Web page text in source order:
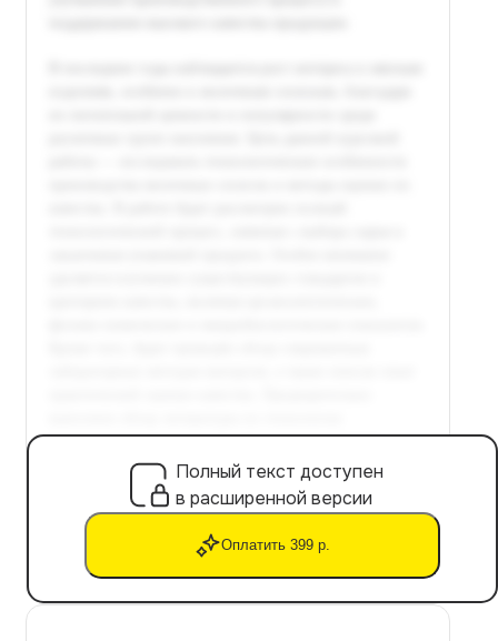
Полный текст доступен
в расширенной версии
Оплатить 399 р.